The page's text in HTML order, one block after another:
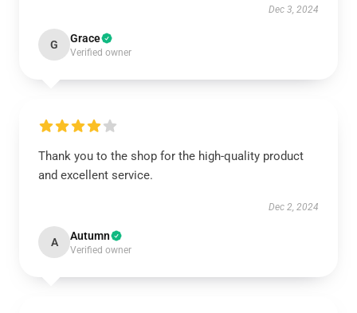
Dec 3, 2024
G Grace
Verified owner
Thank you to the shop for the high-quality product
and excellent service.
Dec 2, 2024
A Autumn
Verified owner